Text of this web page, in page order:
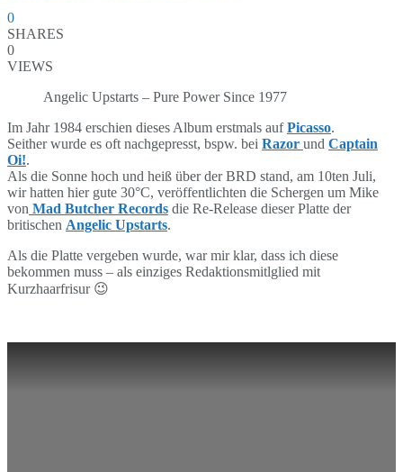
0
SHARES
0
VIEWS
Angelic Upstarts – Pure Power Since 1977
Im Jahr 1984 erschien dieses Album erstmals aufPicasso.
Seither wurde es oft nachgepresst, bspw. bei Razor und Captain
Oi!.
Als die Sonne hoch und heiß über der BRD stand, am 10ten Juli,
wir hatten hier gute 30°C, veröffentlichten die Schergen um Mike
von Mad Butcher Records die Re-Release dieser Platte der
britischen Angelic Upstarts.
Als die Platte vergeben wurde, war mir klar, dass ich diese
bekommen muss – als einziges Redaktionsmitlglied mit
Kurzhaarfrisur 😉